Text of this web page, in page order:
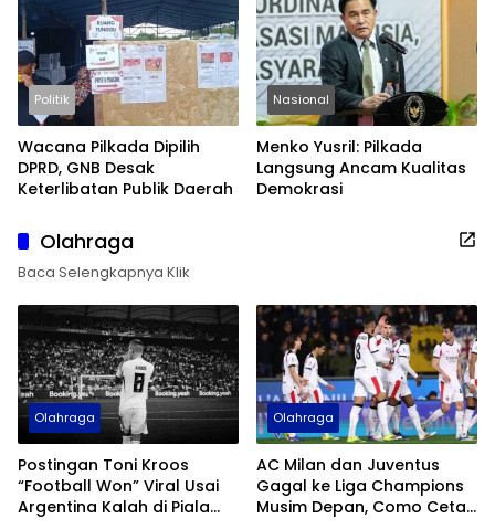
Politik
Wacana Pilkada Dipilih
DPRD, GNB Desak
Keterlibatan Publik Daerah
Nasional
Menko Yusril: Pilkada
Langsung Ancam Kualitas
Demokrasi
Olahraga
Baca Selengkapnya Klik
Olahraga
Postingan Toni Kroos
“Football Won” Viral Usai
Argentina Kalah di Piala
Olahraga
AC Milan dan Juventus
Gagal ke Liga Champions
Musim Depan, Como Cetak